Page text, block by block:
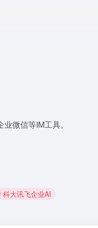
微信等IM工具。
科大讯飞企业AI